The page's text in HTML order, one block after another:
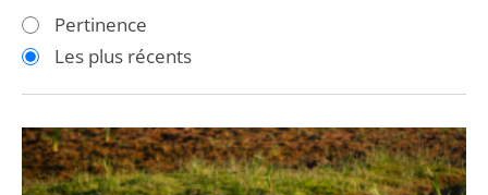
les
filtres
après
les
filtres
avant
Pertinence
Les plus récents
Environnement
: